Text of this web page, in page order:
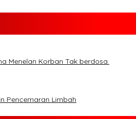
Menelan Korban Tak berdosa.
Pencemaran Limbah